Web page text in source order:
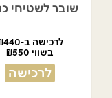
שובר לשטיחי
לרכישה ב-₪440
בשווי ₪550
לרכישה